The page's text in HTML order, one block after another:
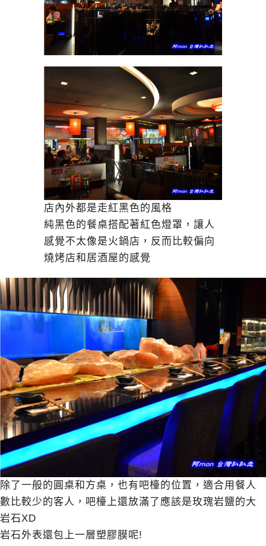
店內外都是走紅黑色的風格
純黑色的餐桌搭配著紅色燈罩，讓人
感覺不太像是火鍋店，反而比較偏向
燒烤店和居酒屋的感覺
除了一般的圓桌和方桌，也有吧檯的位置，適合用餐人
數比較少的客人，吧檯上還放滿了應該是玫瑰岩鹽的大
岩石XD
岩石外表還包上一層塑膠膜呢!